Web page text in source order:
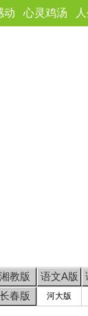
动 心灵鸡汤
湘教版 语文A版
长春版 河大版